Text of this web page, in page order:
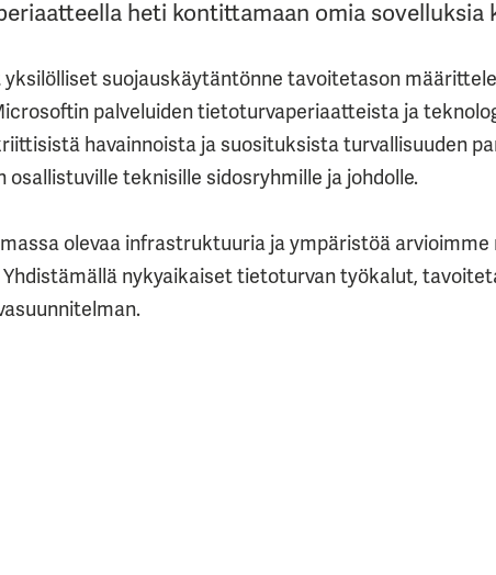
heti kontittamaan omia
suojauskäytäntönne tavoitetason
palveluiden tietoturvaperiaatteista ja
havainnoista ja suosituksista turvallisuuden
teknisille sidosryhmille ja johdolle.
olevaa infrastruktuuria ja ympäristöä
nykyaikaiset tietoturvan työkalut,